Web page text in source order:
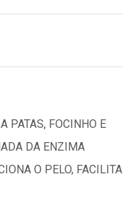
PATAS, FOCINHO E
DA ENZIMA
O PELO, FACILITA